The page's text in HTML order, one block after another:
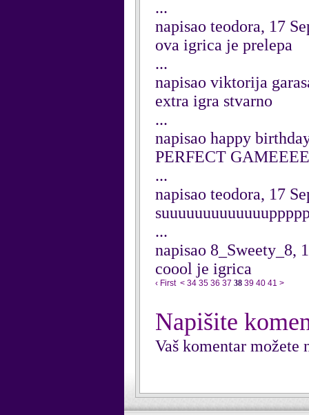
...
napisao teodora, 17
ova igrica je prelepa
...
napisao viktorija
extra igra stvarno
...
napisao happy
PERFECT
...
napisao teodora, 17
...
napisao 8_Sweety_8,
coool je igrica
‹ First < 34 35 36 37 38 39 40 41 >
Napišite
Vaš komentar možete